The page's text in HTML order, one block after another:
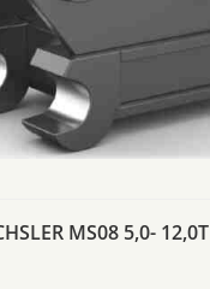
MS08 5,0- 12,0T